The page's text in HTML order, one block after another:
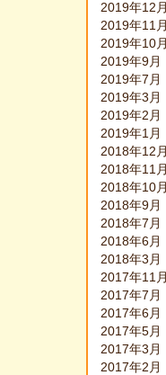
2019年12月
2019年11月
2019年10月
2019年9月
2019年7月
2019年3月
2019年2月
2019年1月
2018年12月
2018年11月
2018年10月
2018年9月
2018年7月
2018年6月
2018年3月
2017年11月
2017年7月
2017年6月
2017年5月
2017年3月
2017年2月